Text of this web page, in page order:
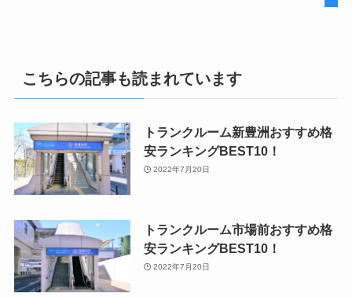
こちらの記事も読まれています
トランクルーム新豊洲おすすめ格
安ランキングBEST10！
2022年7月20日
トランクルーム市場前おすすめ格
安ランキングBEST10！
2022年7月20日